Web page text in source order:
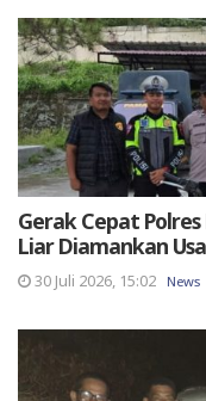
Gerak Cepat
Liar Diamankan
30 Juli 2026, 15:02 News